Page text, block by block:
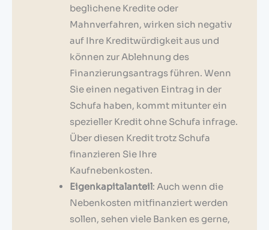
beglichene Kredite oder
Mahnverfahren, wirken sich negativ
auf Ihre Kreditwürdigkeit aus und
können zur Ablehnung des
Finanzierungsantrags führen. Wenn
Sie einen negativen Eintrag in der
Schufa haben, kommt mitunter ein
spezieller Kredit ohne Schufa infrage.
Über diesen Kredit trotz Schufa
finanzieren Sie Ihre
Kaufnebenkosten.
Eigenkapitalanteil: Auch wenn die
Nebenkosten mitfinanziert werden
sollen, sehen viele Banken es gerne,